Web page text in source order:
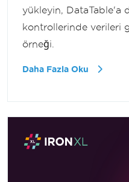
yükleyin, DataTable'a
kontrollerinde verileri
örneği.
Daha Fazla Oku